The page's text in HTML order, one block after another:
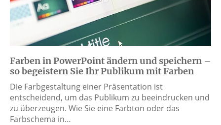
Farben in PowerPoint ändern und speichern –
so begeistern Sie Ihr Publikum mit Farben
Die Farbgestaltung einer Präsentation ist
entscheidend, um das Publikum zu beeindrucken und
zu überzeugen. Wie Sie eine Farbton oder das
Farbschema in…